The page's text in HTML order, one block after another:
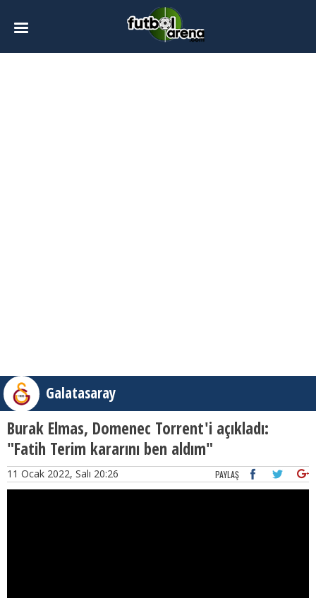
Galatasaray
Burak Elmas, Domenec Torrent'i açıkladı:
"Fatih Terim kararını ben aldım"
11 Ocak 2022, Salı 20:26 PAYLAŞ